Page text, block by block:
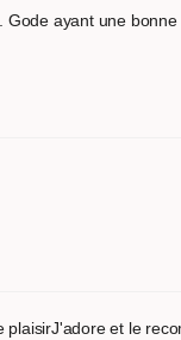
ayant une bonne
plaisirJ'adore et le